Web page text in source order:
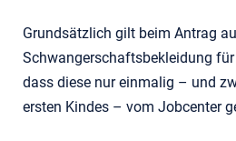
Grundsätzlich gilt beim Antrag
Schwangerschaftsbekleidung
dass diese nur einmalig – und
ersten Kindes – vom Jobcenter